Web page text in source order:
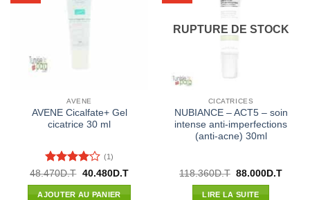
AVENE
AVENE Cicalfate+ Gel
cicatrice 30 ml
Note4
sur 5
(1)
48.470D.T Le
initial
40.480D.TLe
AJOUTER AU PANIER
RUPTURE DE STOCK
CICATRICES
NUBIANCE – ACT5 – soin
intense anti-imperfections
(anti-acne) 30ml
118.360D.T Le
initial
88.000D.TLe
LIRE LA SUITE